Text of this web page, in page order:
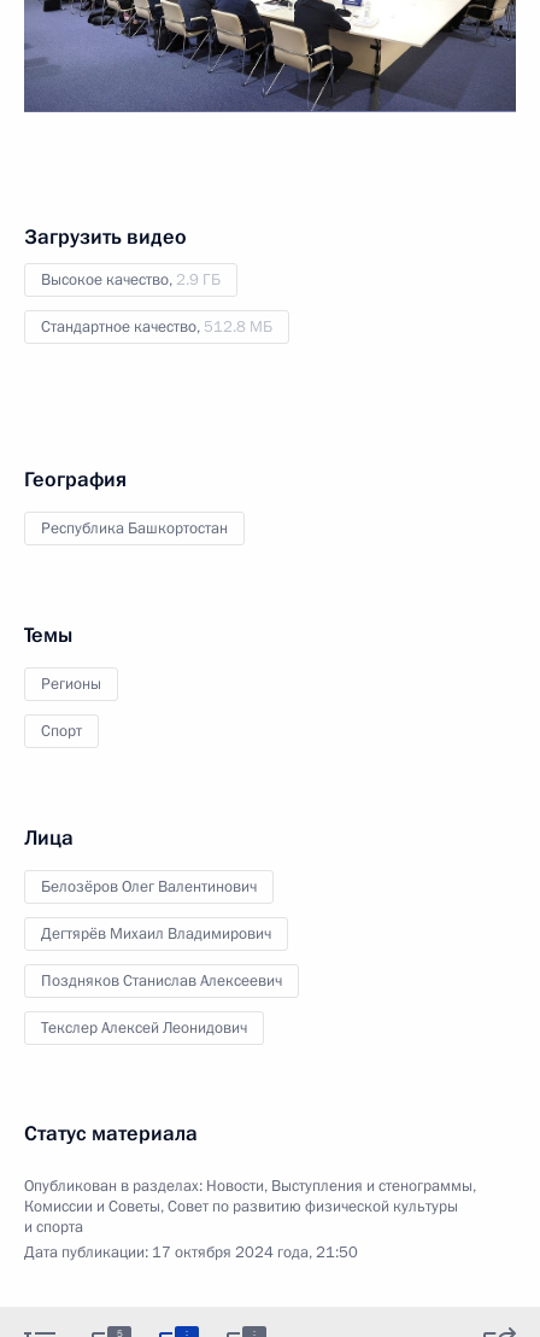
Загрузить видео
Высокое качество, 2.9 ГБ
Стандартное качество, 512.8 МБ
География
Республика Башкортостан
Темы
Регионы
Спорт
Лица
Белозёров Олег Валентинович
Дегтярёв Михаил Владимирович
Поздняков Станислав Алексеевич
Текслер Алексей Леонидович
Статус материала
Опубликован в разделах: Новости, Выступления и стенограммы,
Комиссии и Советы,Совет по развитию физической культуры
и спорта
Дата публикации: 17 октября 2024 года, 21:50
5 : :